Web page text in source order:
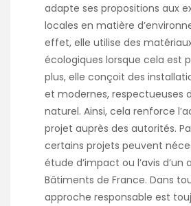
adapte ses propositions aux
locales en matière
effet, elle utilise des
écologiques lorsque cela est
plus, elle conçoit des
et modernes, respectueuses
naturel. Ainsi, cela renforce
projet auprès des autorités.
certains projets peuvent
étude d’impact ou l’avis
Bâtiments de France. Dans
approche responsable est